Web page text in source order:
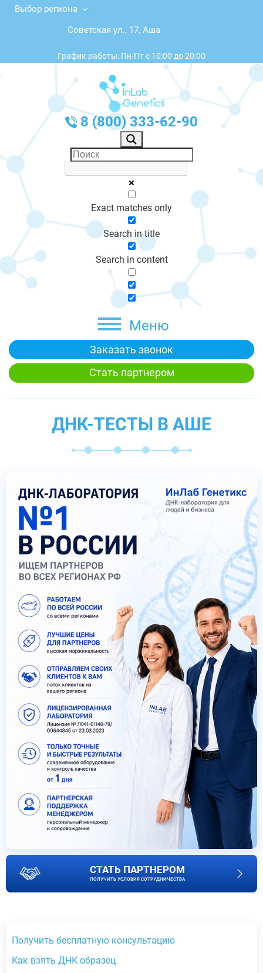
Выбор региона
Советская ул., 17, Аша
График работы: Пн-Пт с 10:00 до 20:00
8 (800) 333-62-90
Exact matches only
Search in title
Search in content
Меню
Заказать звонок
Стать партнером
ДНК-ТЕСТЫ В АШЕ
СТАТЬ ПАРТНЕРОМ
ПОЛУЧИТЬ УСЛОВИЯ СОТРУДНИЧЕСТВА
Получить бесплатную консультацию
Как взять ДНК образец